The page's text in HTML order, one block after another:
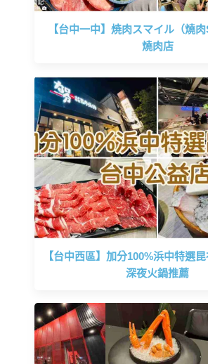
【台中一中】焼肉スマイル（燒
燒肉店
【台中西區】加分100%浜中特選
深夜火鍋推薦